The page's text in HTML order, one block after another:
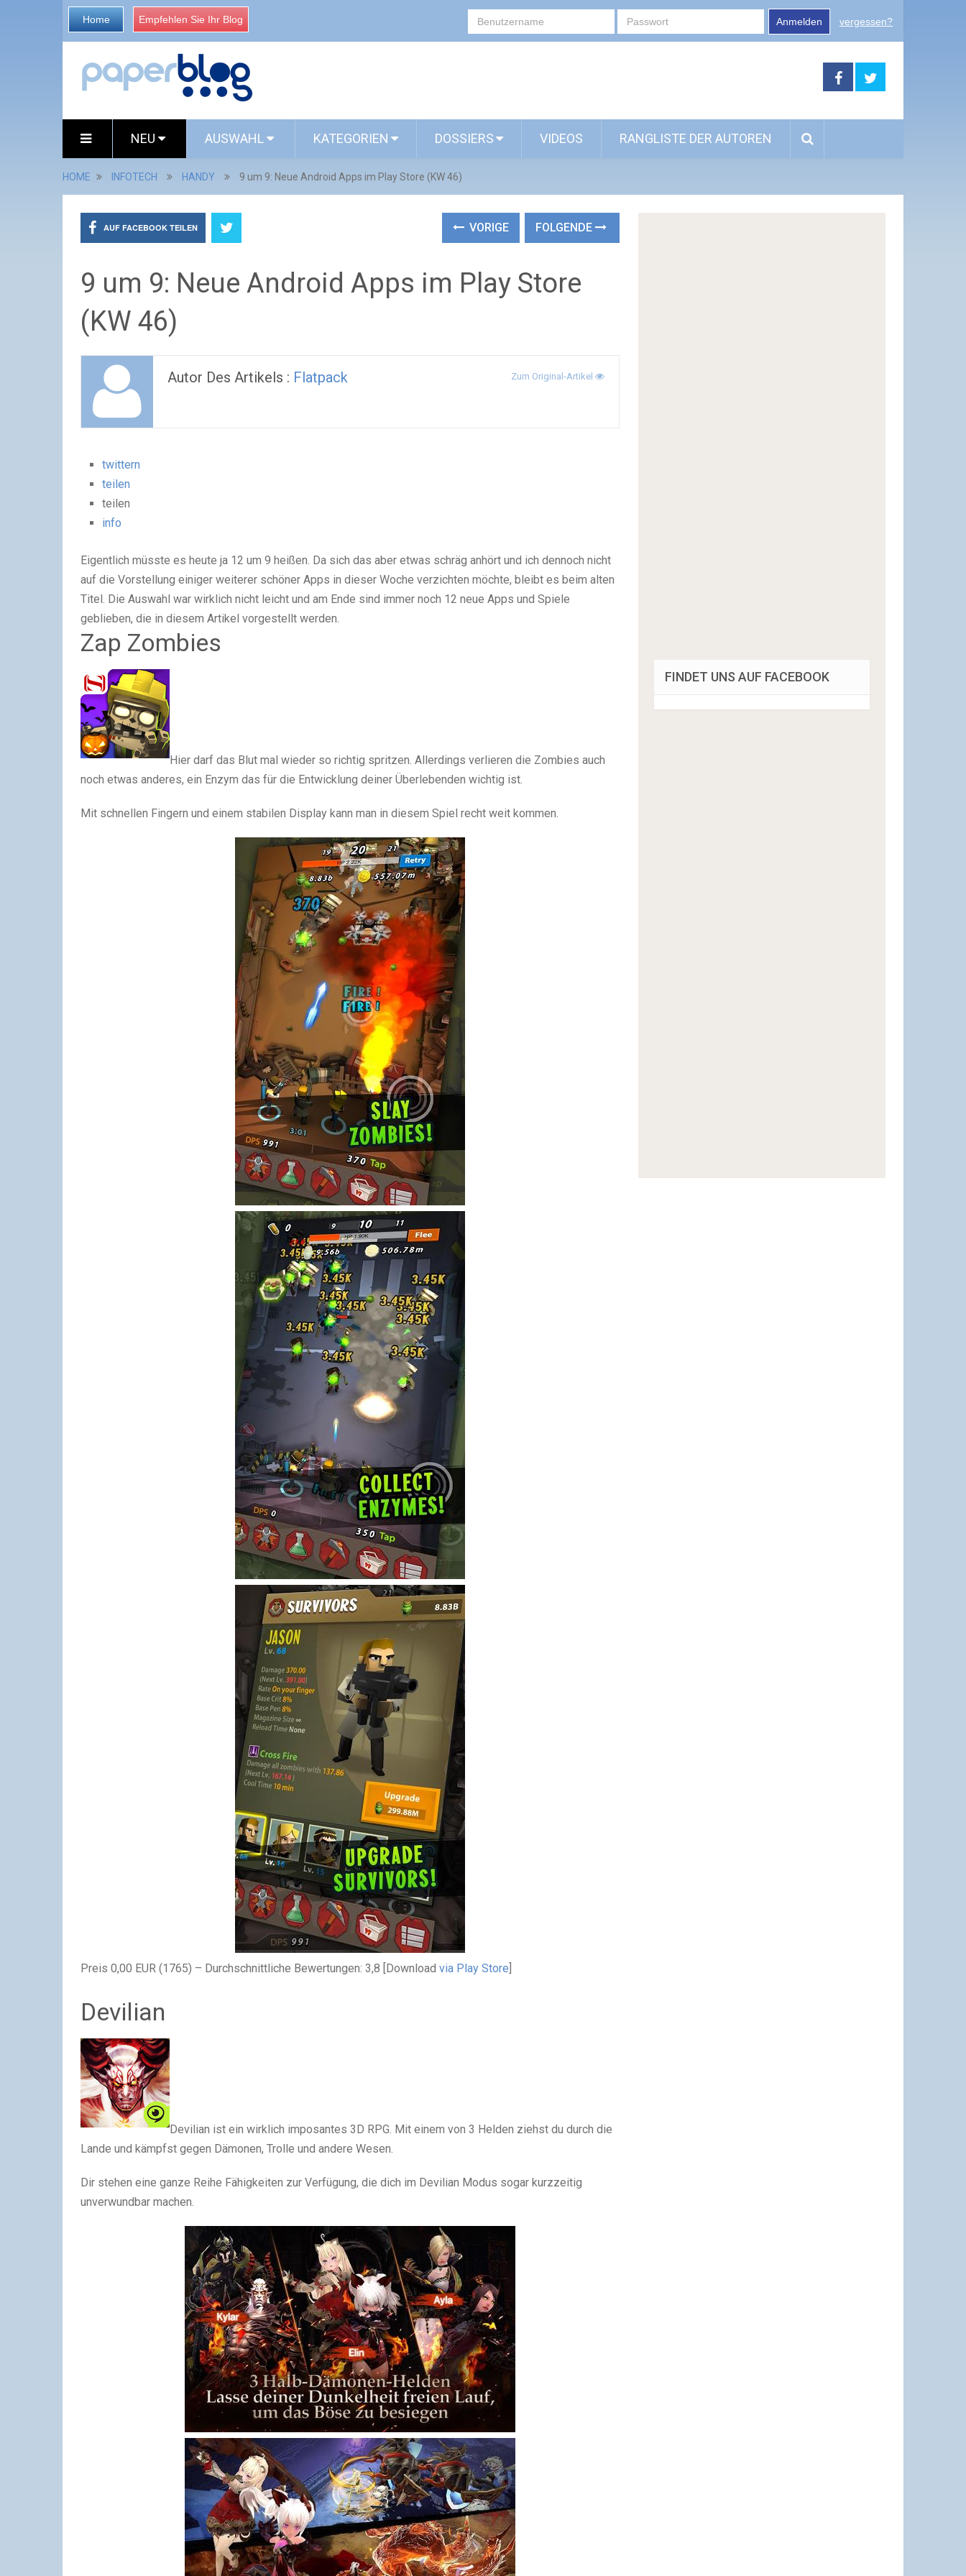
Home Empfehlen Sie Ihr Blog Anmelden vergessen?
NEU AUSWAHL KATEGORIEN DOSSIERS VIDEOS RANGLISTE DER AUTOREN
HOME INFOTECH HANDY 9 um 9: Neue Android Apps im Play Store (KW 46)
AUF FACEBOOK TEILEN VORIGE FOLGENDE
9 um 9: Neue Android Apps im Play Store
(KW 46)
Autor Des Artikels : Flatpack Zum Original-Artikel
twittern
teilen
teilen
info
Eigentlich müsste es heute ja 12 um 9 heißen. Da sich das aber etwas schräg anhört und ich dennoch nicht
auf die Vorstellung einiger weiterer schöner Apps in dieser Woche verzichten möchte, bleibt es beim alten
Titel. Die Auswahl war wirklich nicht leicht und am Ende sind immer noch 12 neue Apps und Spiele
geblieben, die in diesem Artikel vorgestellt werden.
Zap Zombies
Hier darf das Blut mal wieder so richtig spritzen. Allerdings verlieren die Zombies auch
noch etwas anderes, ein Enzym das für die Entwicklung deiner Überlebenden wichtig ist.
Mit schnellen Fingern und einem stabilen Display kann man in diesem Spiel recht weit kommen.
Preis 0,00 EUR (1765) – Durchschnittliche Bewertungen: 3,8 [Download via Play Store]
Devilian
Devilian ist ein wirklich imposantes 3D RPG. Mit einem von 3 Helden ziehst du durch die
Lande und kämpfst gegen Dämonen, Trolle und andere Wesen.
Dir stehen eine ganze Reihe Fähigkeiten zur Verfügung, die dich im Devilian Modus sogar kurzzeitig
unverwundbar machen.
FINDET UNS AUF FACEBOOK